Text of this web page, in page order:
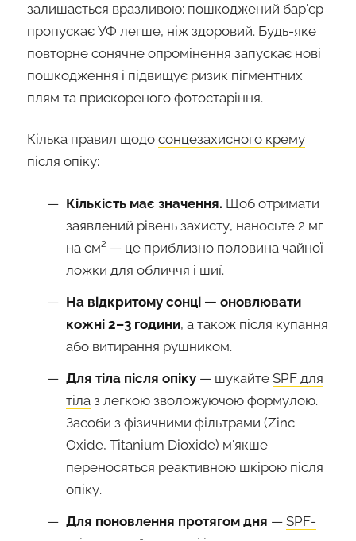
залишається вразливою: пошкоджений бар'єр
пропускає УФ легше, ніж здоровий. Будь-яке
повторне сонячне опромінення запускає нові
пошкодження і підвищує ризик пігментних
плям та прискореного фотостаріння.
Кілька правил щодо сонцезахисного крему
після опіку:
Кількість має значення. Щоб отримати
заявлений рівень захисту, наносьте 2 мг
на см² — це приблизно половина чайної
ложки для обличчя і шиї.
На відкритому сонці — оновлювати
кожні 2–3 години, а також після купання
або витирання рушником.
Для тіла після опіку — шукайте SPF для
тіла з легкою зволожуючою формулою.
Засоби з фізичними фільтрами (Zinc
Oxide, Titanium Dioxide) м'якше
переносяться реактивною шкірою після
опіку.
Для поновлення протягом дня — SPF-